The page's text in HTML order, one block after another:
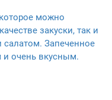
можно
закуски, так и
Запеченное
и очень вкусным.